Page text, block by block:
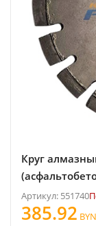
Круг
Артикул: 551740
385.92